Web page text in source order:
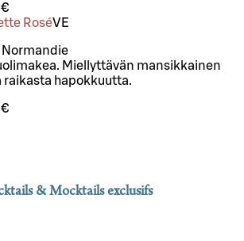
RoséVE
Normandie
Miellyttävän mansikkainen
raikasta hapokkuutta.
& Mocktails exclusifs